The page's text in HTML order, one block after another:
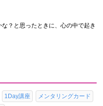
？と思ったときに、心の中で起き
1Day講座
メンタリングカード